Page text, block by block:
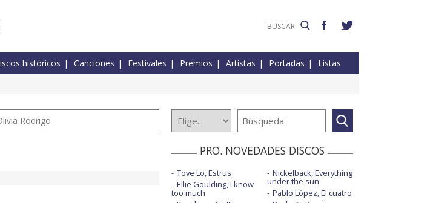
históricos Canciones Festivales Premios Artistas Portadas Listas
Rodrigo
PRO. NOVEDADES DISCOS
Tove Lo, Estrus
Ellie Goulding, I know
too much
Nickelback, Everything
under the sun
Pablo López, El cuatro